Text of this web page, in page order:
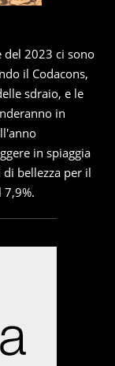
del 2023 ci sono
il Codacons,
sdraio, e le
in
in spiaggia
bellezza per il